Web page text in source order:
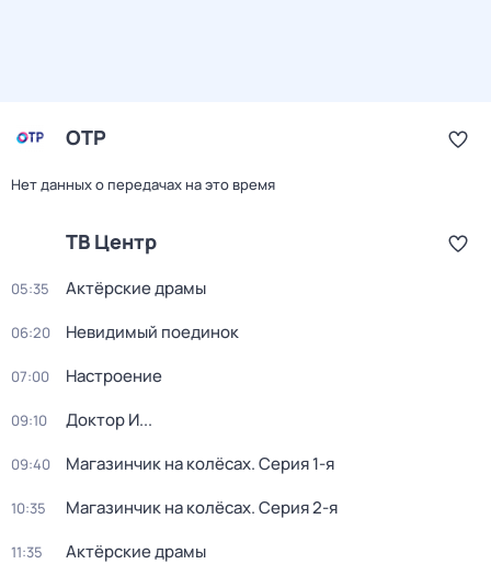
ОТР
Нет данных о передачах на это время
ТВ Центр
05:35 Актёрские драмы
06:20 Невидимый поединок
07:00 Настроение
09:10 Доктор И...
09:40 Магазинчик на колёсах. Серия 1-я
10:35 Магазинчик на колёсах. Серия 2-я
11:35 Актёрские драмы